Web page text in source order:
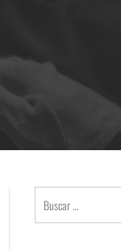
Buscar: